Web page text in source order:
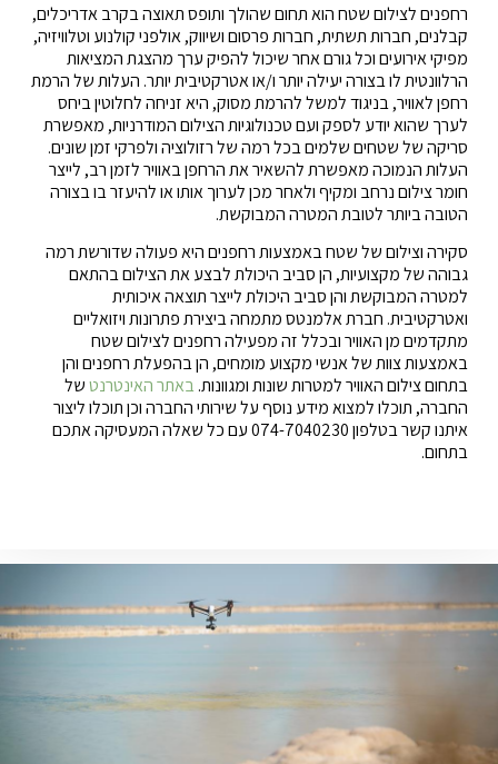
רחפנים לצילום שטח הוא תחום שהולך ותופס תאוצה בקרב אדריכלים,
קבלנים, חברות תשתית, חברות פרסום ושיווק, אולפני קולנוע וטלוויזיה,
מפיקי אירועים וכל גורם אחר שיכול להפיק ערך מהצגת המציאות
הרלוונטית לו בצורה יעילה יותר ו/או אטרקטיבית יותר. העלות של הרמת
רחפן לאוויר, בניגוד למשל להרמת מסוק, היא זניחה לחלוטין ביחס
לערך שהוא יודע לספק ועם טכנולוגיות הצילום המודרניות, מאפשרת
סריקה של שטחים שלמים בכל רמה של רזולוציה ולפרקי זמן שונים.
העלות הנמוכה מאפשרת להשאיר את הרחפן באוויר לזמן רב, לייצר
חומר צילום נרחב ומקיף ולאחר מכן לערוך אותו או להיעזר בו בצורה
הטובה ביותר לטובת המטרה המבוקשת.
סקירה וצילום של שטח באמצעות רחפנים היא פעולה שדורשת רמה
גבוהה של מקצועיות, הן סביב היכולת לבצע את הצילום בהתאם
למטרה המבוקשת והן סביב היכולת לייצר תוצאה איכותית
ואטרקטיבית. חברת אלמנטס מתמחה ביצירת פתרונות ויזואליים
מתקדמים מן האוויר ובכלל זה מפעילה רחפנים לצילום שטח
באמצעות צוות של אנשי מקצוע מומחים, הן בהפעלת רחפנים והן
בתחום צילום האוויר למטרות שונות ומגוונות. באתר האינטרנטשל
החברה, תוכלו למצוא מידע נוסף על שירותי החברה וכן תוכלו ליצור
איתנו קשר בטלפון 074-7040230 עם כל שאלה המעסיקה אתכם
בתחום.